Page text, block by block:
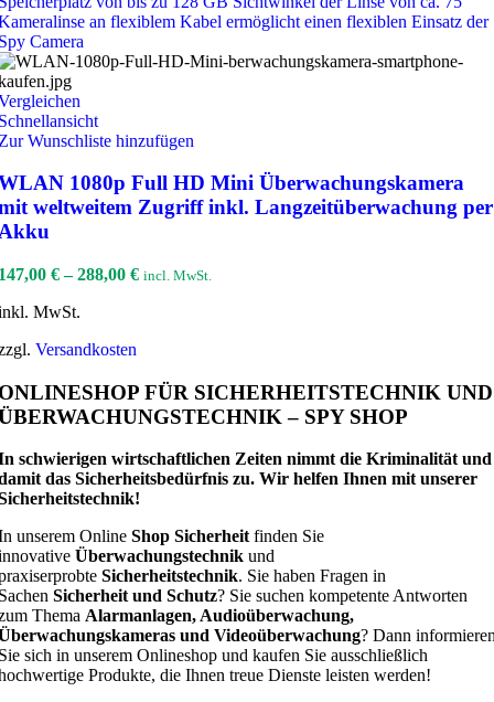
Wunschliste hinzufügen
1080p Full HD Mini Überwachungskamera
weltweitem Zugriff inkl. Langzeitüberwachung per
€–288,00 € incl. MwSt.
MwSt.
Versandkosten
FÜR SICHERHEITSTECHNIK UND
– SPY SHOP
schwierigen wirtschaftlichen Zeiten nimmt die Kriminalität und
das Sicherheitsbedürfnis zu. Wir helfen Ihnen mit unserer
unserem Online Shop Sicherheitfinden Sie
Überwachungstechnik und
Sicherheitstechnik. Sie haben Fragen in
Sicherheit und Schutz? Sie suchen kompetente Antworten
Thema Alarmanlagen, Audioüberwachung,
und Videoüberwachung? Dann
sich in unserem Onlineshop und kaufen Sie ausschließlich
Produkte, die Ihnen treue Dienste leisten werden!